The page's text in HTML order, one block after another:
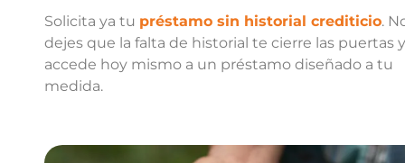
Solicita ya tu préstamo sin historial crediticio.
dejes que la falta de historial te cierre las puertas y
accede hoy mismo a un préstamo diseñado a tu
medida.